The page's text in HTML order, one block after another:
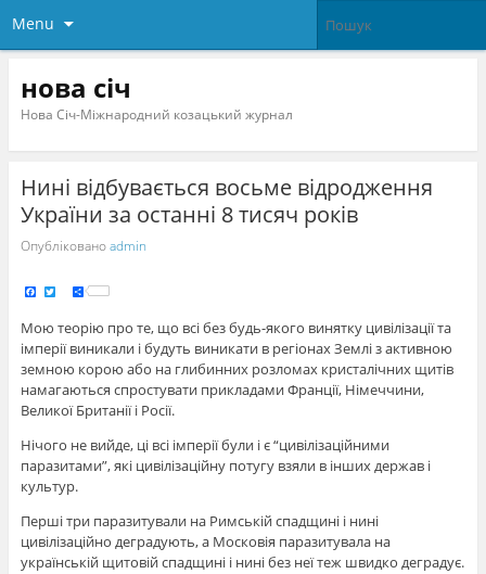
Menu
нова січ
Нова Січ-Міжнародний козацький журнал
Нині відбувається восьме відродження
України за останні 8 тисяч років
Опублікованоadmin
Fa
e
b
o
o
k
Tw
tt
e
r
S
h
r
e
Мою теорію про те, що всі без будь-якого винятку цивілізації та
імперії виникали і будуть виникати в регіонах Землі з активною
земною корою або на глибинних розломах кристалічних щитів
намагаються спростувати прикладами Франції, Німеччини,
Великої Британії і Росії.
Нічого не вийде, ці всі імперії були і є “цивілізаційними
паразитами”, які цивілізаційну потугу взяли в інших держав і
культур.
Перші три паразитували на Римській спадщині і нині
цивілізаційно деградують, а Московія паразитувала на
українській щитовій спадщині і нині без неї теж швидко деградує.